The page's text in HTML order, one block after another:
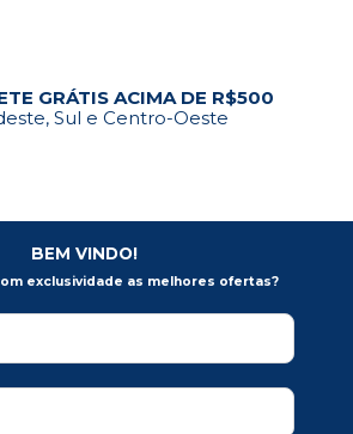
GRÁTIS ACIMA DE R$500
Sul e Centro-Oeste
BEM VINDO!
exclusividade as melhores ofertas?